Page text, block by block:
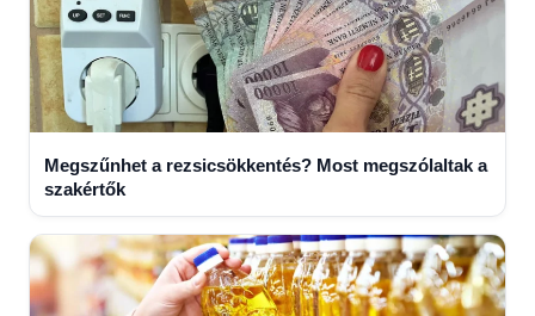
Megszűnhet a rezsicsökkentés? Most megszólaltak a
szakértők